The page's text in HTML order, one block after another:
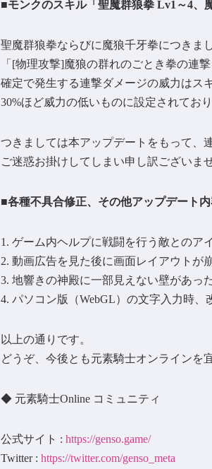
■モンクのスキル「聖魔群狼拳 Lv1～4、
聖魔群狼拳ならびに魔狼千牙拳につきま
「[物理攻撃]魔狼の群れのごとき拳の連
確定で発生する連撃ダメージの威力はス
30%ほど威力の低いものに設定されており
つきましては本アップデートをもって、
ご迷惑お掛けしてしまい申し訳ございま
■各種不具合修正、その他アップデート
ゲーム内ヘルプに戦闘を行う敵とのア
動画広告を見た後に画面レイアウトが
地響きの神殿に一部見えない壁があっ
パソコン版（WebGL）の文字入力時
以上の通りです。
どうぞ、今後とも元素騎士オンラインを
◆ 元素騎士Online コミュニティ
公式サイト : https://genso.game/
Twitter : https://twitter.com/genso_meta